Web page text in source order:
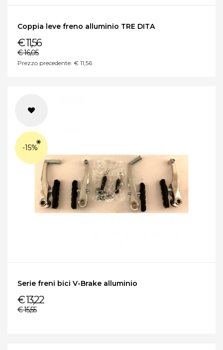
Coppia leve freno alluminio TRE DITA
€ 11,56
€ 16,05
Prezzo precedente: € 11,56
-15%
Serie freni bici V-Brake alluminio
€ 13,22
€ 15,55